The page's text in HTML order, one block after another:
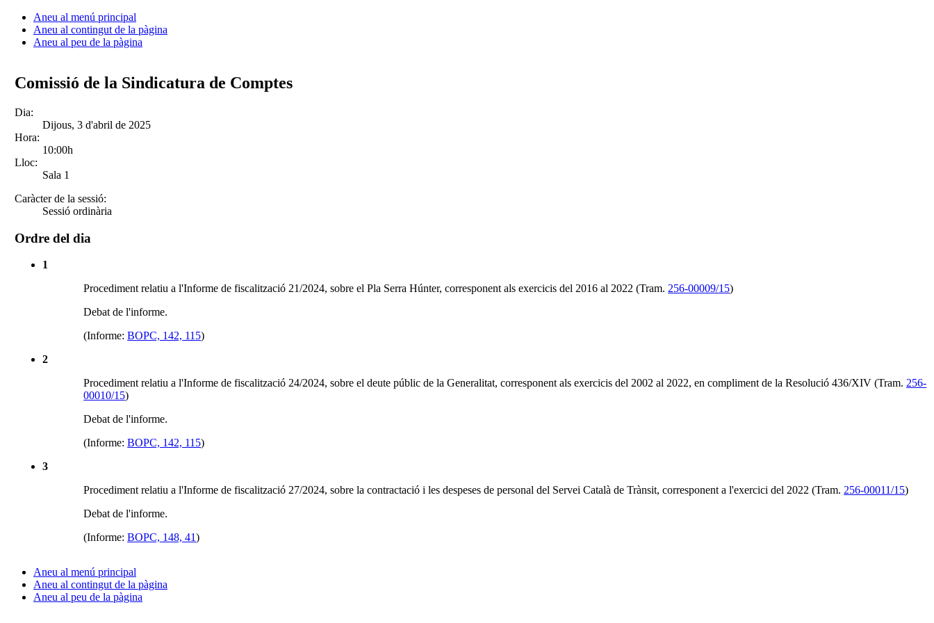
Aneu al menú principal
Aneu al contingut de la pàgina
Aneu al peu de la pàgina
Comissió de la Sindicatura de Comptes
Dia:
Dijous, 3 d'abril de 2025
Hora:
10:00h
Lloc:
Sala 1
Caràcter de la sessió:
Sessió ordinària
Ordre del dia
1
Procediment relatiu a l'Informe de fiscalització 21/2024, sobre el Pla Serra Húnter, corresponent als exercicis del 2016 al 2022 (Tram. 256-00009/15)
Debat de l'informe.
(Informe:BOPC, 142, 115)
2
Procediment relatiu a l'Informe de fiscalització 24/2024, sobre el deute públic de la Generalitat, corresponent als exercicis del 2002 al 2022, en compliment de la Resolució 436/XIV (Tram. 256-
00010/15)
Debat de l'informe.
(Informe:BOPC, 142, 115)
3
Procediment relatiu a l'Informe de fiscalització 27/2024, sobre la contractació i les despeses de personal del Servei Català de Trànsit, corresponent a l'exercici del 2022 (Tram. 256-00011/15)
Debat de l'informe.
(Informe:BOPC, 148, 41)
Aneu al menú principal
Aneu al contingut de la pàgina
Aneu al peu de la pàgina